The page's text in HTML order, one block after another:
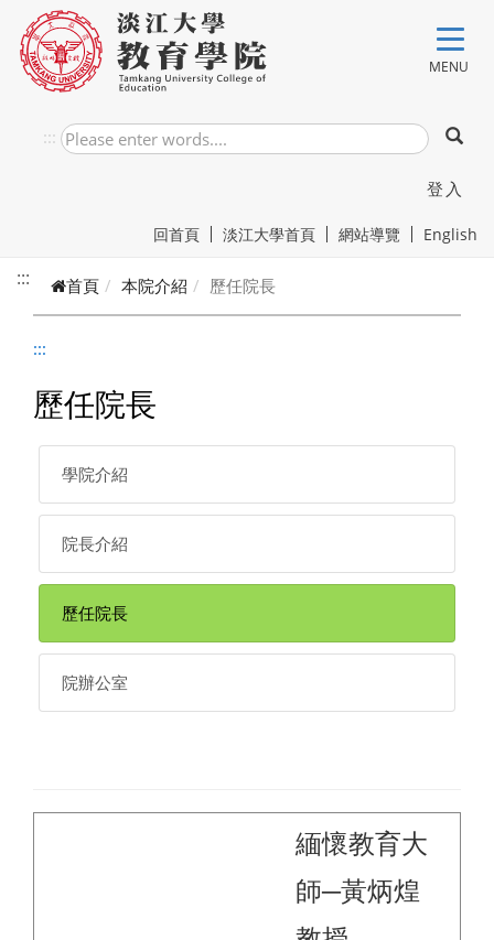
跳到主要內容
:::
登入
回首頁 淡江大學首頁 網站導覽 English
MENU
::: 首頁 本院介紹 歷任院長
:::
歷任院長
學院介紹
院長介紹
歷任院長
院辦公室
緬懷教育大
師─黃炳煌